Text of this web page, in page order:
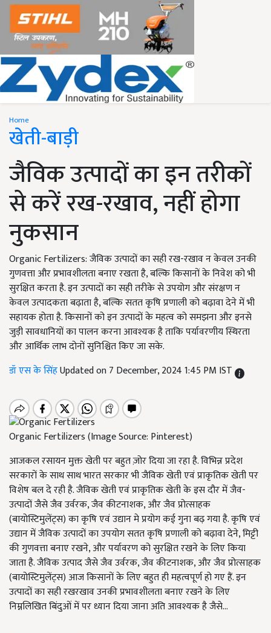
Home
खेती-बाड़ी
जैविक उत्पादों का इन तरीकों
से करें रख-रखाव, नहीं होगा
नुकसान
Organic Fertilizers: जैविक उत्पादों का सही रख-रखाव न केवल उनकी
गुणवत्ता और प्रभावशीलता बनाए रखता है, बल्कि किसानों के निवेश को भी
सुरक्षित करता है. इन उत्पादों का सही तरीके से उपयोग और संरक्षण न
केवल उत्पादकता बढ़ाता है, बल्कि सतत कृषि प्रणाली को बढ़ावा देने में भी
सहायक होता है. किसानों को इन उत्पादों के महत्व को समझना और इनसे
जुड़ी सावधानियों का पालन करना आवश्यक है ताकि पर्यावरणीय स्थिरता
और आर्थिक लाभ दोनों सुनिश्चित किए जा सके.
डॉ एस के सिंहUpdated on 7 December, 2024 1:45 PM IST
Organic Fertilizers (Image Source: Pinterest)
आजकल रसायन मुक्त खेती पर बहुत ज़ोर दिया जा रहा है. विभिन्न प्रदेश
सरकारों के साथ साथ भारत सरकार भी जैविक खेती एवं प्राकृतिक खेती पर
विशेष बल दे रही है. जैविक खेती एवं प्राकृतिक खेती के इस दौर में जैव-
उत्पादों जैसे जैव उर्वरक, जैव कीटनाशक, और जैव प्रोत्साहक
(बायोस्टिमुलेंट्स) का कृषि एवं उद्यान मे प्रयोग कई गुना बढ़ गया है. कृषि एवं
उद्यान में जैविक उत्पादों का उपयोग सतत कृषि प्रणाली को बढ़ावा देने, मिट्टी
की गुणवत्ता बनाए रखने, और पर्यावरण को सुरक्षित रखने के लिए किया
जाता है. जैविक उत्पाद जैसे जैव उर्वरक, जैव कीटनाशक, और जैव प्रोत्साहक
(बायोस्टिमुलेंट्स) आज किसानों के लिए बहुत ही महत्वपूर्ण हो गए हैं. इन
उत्पादों का सही रखरखाव उनकी प्रभावशीलता बनाए रखने के लिए
निम्नलिखित बिंदुओं में पर ध्यान दिया जाना अति आवश्यक है जैसे...